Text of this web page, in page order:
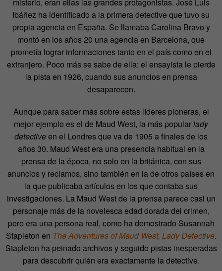
misterio, eran ellas las grandes protagonistas. José Luis
Ibáñez ha identificado a la primera detective que tuvo su
propia agencia en España. Se llamaba Carolina Bravo y
montó en los años 20 una agencia en Barcelona, que
prometía lograr informaciones tanto en el país como en el
extranjero. Poco más se sabe de ella: el ensayista le pierde
la pista en 1926, cuando sus anuncios en prensa
desaparecen.
Aunque para saber más sobre estas líderes pioneras, el
mejor ejemplo es el de Maud West, la más popularlady
detectiveen el Londres que va de 1905 a finales de los
años 30. Maud West era una presencia habitual en la
prensa de la época, no solo en la británica, con sus
anuncios y reclamos, sino también en la de otros países en
la que publicaba artículos en los que contaba sus
investigaciones. La Maud West de la prensa parece casi un
personaje más de la novelesca edad dorada del crimen,
pero era una persona real, como ha demostrado Susannah
Stapleton en The Adventures of Maud West, Lady Detective.
Stapleton ha peinado archivos y seguido pistas inesperadas
para descubrir quién era exactamente la detective.